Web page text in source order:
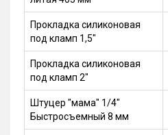
Прокладка силиконовая
под кламп 1,5"
Прокладка силиконовая
под кламп 2"
Штуцер "мама" 1/4"
Быстросъемный 8 мм